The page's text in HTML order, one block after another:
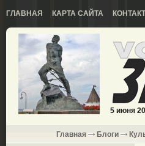
ГЛАВНАЯ КАРТА САЙТА
5 июня
Главная Блоги